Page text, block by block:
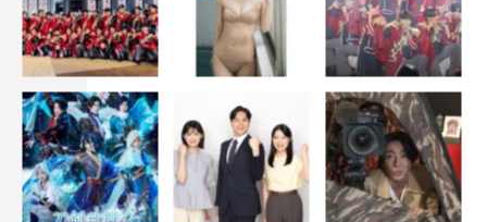
◆視聴者へのメッセージをお願いします。
このドラマは戦争ドラマではありますが、自分が理不尽な
状況に置かれた時や自分ではどうしようもできない力が働
いてる場所に身を置くことになった時に、「あなたはどう
生きるか？」「どう選択するか？」ということを問われて
いる作品でもあると思っています。太一さんがとった選択
にご自身を重ねて、自分だったらどうするだろうと考えて